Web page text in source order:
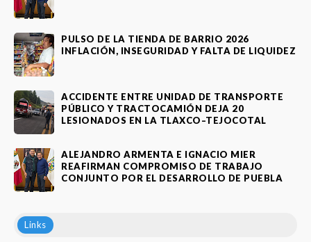
PULSO DE LA TIENDA DE BARRIO 2026
INFLACIÓN, INSEGURIDAD Y FALTA DE LIQUIDEZ
ACCIDENTE ENTRE UNIDAD DE TRANSPORTE
PÚBLICO Y TRACTOCAMIÓN DEJA 20
LESIONADOS EN LA TLAXCO–TEJOCOTAL
ALEJANDRO ARMENTA E IGNACIO MIER
REAFIRMAN COMPROMISO DE TRABAJO
CONJUNTO POR EL DESARROLLO DE PUEBLA
Links